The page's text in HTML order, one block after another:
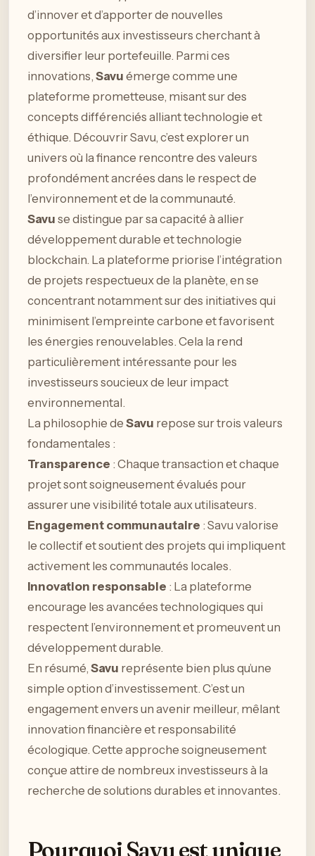
d’innover et d’apporter de nouvelles
opportunités aux investisseurs cherchant à
diversifier leur portefeuille. Parmi ces
innovations, Savu émerge comme une
plateforme prometteuse, misant sur des
concepts différenciés alliant technologie et
éthique. Découvrir Savu, c’est explorer un
univers où la finance rencontre des valeurs
profondément ancrées dans le respect de
l’environnement et de la communauté.
Savu se distingue par sa capacité à allier
développement durable et technologie
blockchain. La plateforme priorise l’intégration
de projets respectueux de la planète, en se
concentrant notamment sur des initiatives qui
minimisent l’empreinte carbone et favorisent
les énergies renouvelables. Cela la rend
particulièrement intéressante pour les
investisseurs soucieux de leur impact
environnemental.
La philosophie de Savu repose sur trois valeurs
fondamentales :
Transparence : Chaque transaction et chaque
projet sont soigneusement évalués pour
assurer une visibilité totale aux utilisateurs.
Engagement communautaire : Savu valorise
le collectif et soutient des projets qui impliquent
activement les communautés locales.
Innovation responsable : La plateforme
encourage les avancées technologiques qui
respectent l’environnement et promeuvent un
développement durable.
En résumé, Savu représente bien plus qu’une
simple option d’investissement. C’est un
engagement envers un avenir meilleur, mêlant
innovation financière et responsabilité
écologique. Cette approche soigneusement
conçue attire de nombreux investisseurs à la
recherche de solutions durables et innovantes.
Pourquoi Savu est unique